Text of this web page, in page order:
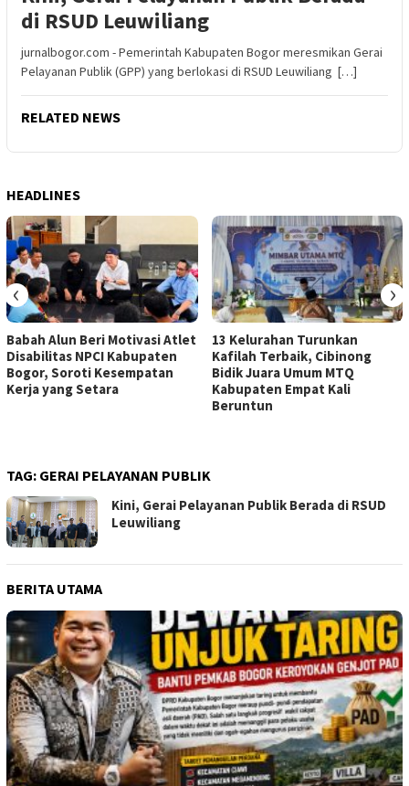
di RSUD Leuwiliang
jurnalbogor.com - Pemerintah Kabupaten Bogor meresmikan Gerai
Pelayanan Publik (GPP) yang berlokasi di RSUD Leuwiliang […]
RELATED NEWS
HEADLINES
Babah Alun Beri Motivasi Atlet
Disabilitas NPCI Kabupaten
Bogor, Soroti Kesempatan
Kerja yang Setara
13 Kelurahan Turunkan
Kafilah Terbaik, Cibinong
Bidik Juara Umum MTQ
Kabupaten Empat Kali
Beruntun
‹ ›
TAG: GERAI PELAYANAN PUBLIK
Kini, Gerai Pelayanan Publik Berada di RSUD
Leuwiliang
BERITA UTAMA